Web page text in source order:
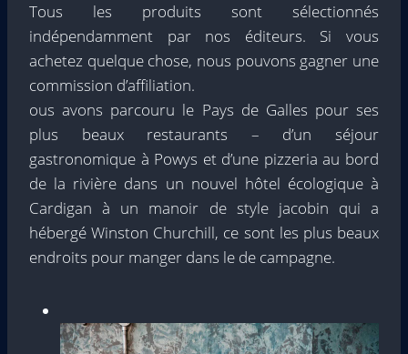
Tous les produits sont sélectionnés
indépendamment par nos éditeurs. Si vous
achetez quelque chose, nous pouvons gagner une
commission d’affiliation.
ous avons parcouru le Pays de Galles pour ses
plus beaux restaurants – d’un séjour
gastronomique à Powys et d’une pizzeria au bord
de la rivière dans un nouvel hôtel écologique à
Cardigan à un manoir de style jacobin qui a
hébergé Winston Churchill, ce sont les plus beaux
endroits pour manger dans le de campagne.